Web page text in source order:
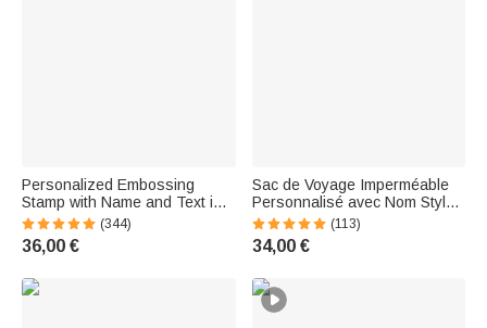
Personalized Embossing
Stamp with Name and Text in a
Black Storage Pouch—
Embossing Tool for
Bookstores, Christmas Gift for
(344)
36,00 €
Sac de Voyage Imperméable
Personnalisé avec Nom Style
Silhouette de Cheval Cadeau
Équestre pour Amoureux de
Cheval Amateur d'Hippisme
(113)
34,00 €